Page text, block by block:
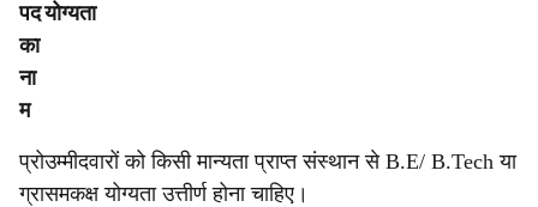
पद
का
ना
म
योग्यता
प्रो
ग्रा
उम्मीदवारों को किसी मान्यता प्राप्त संस्थान से B.E/ B.Tech या
समकक्ष योग्यता उत्तीर्ण होना चाहिए।